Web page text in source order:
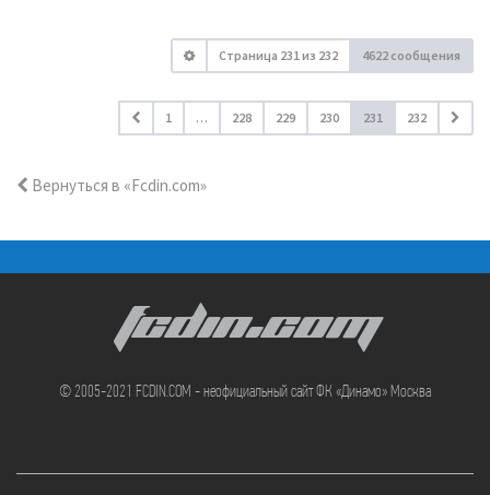
Страница 231из 232 4622 сообщения
1 … 228 229 230 231 232
Вернуться в «Fcdin.com»
FCDIN.COM
© 2005-2021 FCDIN.COM - неофициальный сайт ФК «Динамо» Москва